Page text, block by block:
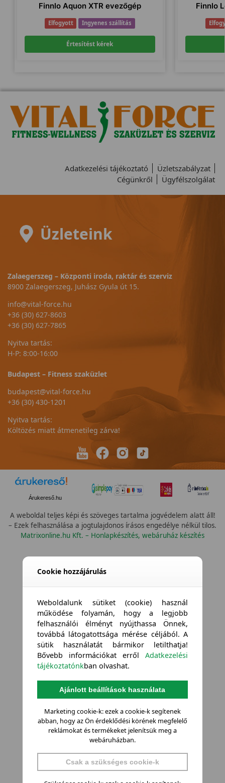
Finnlo Aquon XTR evezőgép
Elfogyott Ingyenes szállítás
Értesítést kérek
Finnlo
Adatkezelési tájékoztató
Üzletszabályzat
Cégünkről
Ügyfélszolgálat
Üzleteink
Zalaegerszeg – Központi iroda, raktár és szerviz
8900 Zalaegerszeg, Juhász Gyula út 15.
info@vital-force.hu
+36 (30) 627-8603
+36 (30) 627-7865
Nyitva tartás:
H-P: 8:00-16:00
Budapest – Fitness szaküzlet
budapest@vital-force.hu
+36 (30) 430-1201
Nyitva tartás:
Költözés miatt átmenetileg zárva!
Árukereső.hu
A weboldal teljes képi és szöveges tartalma jogvédelem alatt áll!
– Ezek felhasználása a jogtulajdonos írásos engedélye nélkül tilos.
Matrixonline.hu Kft. – Honlapkészítés, webáruház készítés
Cookie hozzájárulás
Weboldalunk sütiket (cookie) használ
működése folyamán, hogy a legjobb
felhasználói élményt nyújthassa Önnek,
továbbá látogatottsága mérése céljából. A
sütik használatát bármikor letilthatja!
Bővebb információkat errőlAdatkezelési
tájékoztatónkban olvashat.
Ajánlott beállítások használata
Marketing cookie-k: ezek a cookie-k segítenek
abban, hogy az Ön érdeklődési körének megfelelő
reklámokat és termékeket jelenítsük meg a
webáruházban.
Csak a szükséges cookie-k